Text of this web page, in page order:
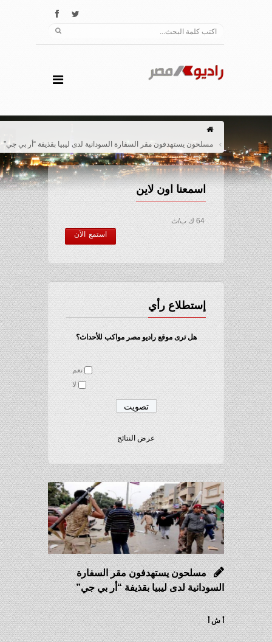
مسلحون يستهدفون مقر السفارة السودانية لدى ليبيا بقذيفة “أر بي جي”
اسمعنا اون لاين
64 ك ب/ث
استمع الآن
إستطلاع رأي
هل ترى موقع راديو مصر مواكب للأحداث؟
نعم
عرض النتائج
مسلحون يستهدفون مقر السفارة
السودانية لدى ليبيا بقذيفة “أر بي جي”
أ ش أ